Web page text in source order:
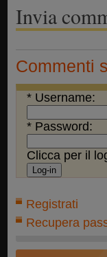
Invia
Commenti
* Username:
* Password:
Clicca per il
Registrati
Recupera